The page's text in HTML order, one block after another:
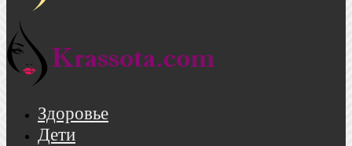
Здоровье
Дети